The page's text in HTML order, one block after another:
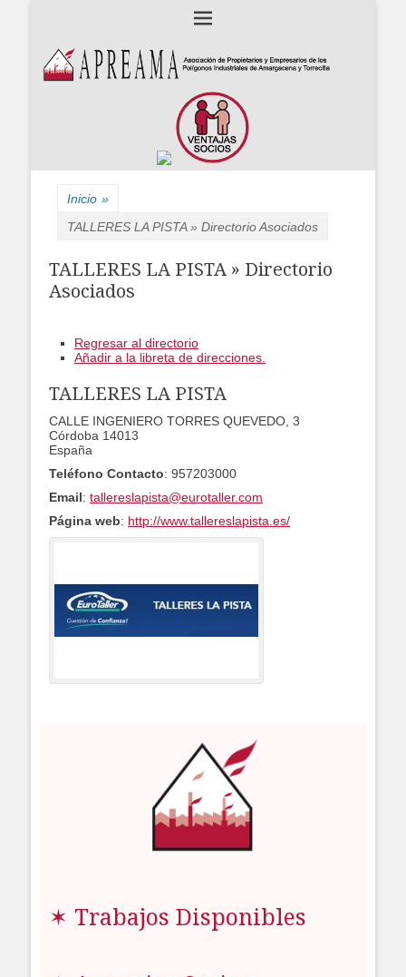
APREAMA
Asociación de Propietarios y Empresarios de los polígonos industriales
Amargacena y La Torrecilla
Inicio »
TALLERES LA PISTA » Directorio Asociados
TALLERES LA PISTA » Directorio
Asociados
Regresar al directorio
Añadir a la libreta de direcciones.
TALLERES LA PISTA
CALLE INGENIERO TORRES QUEVEDO, 3
Córdoba 14013
España
Teléfono Contacto: 957203000
Email: tallereslapista@eurotaller.com
Página web: http://www.tallereslapista.es/
✶ Trabajos Disponibles